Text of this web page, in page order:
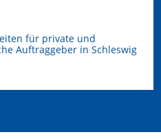
für private und
Auftraggeber in Schleswig